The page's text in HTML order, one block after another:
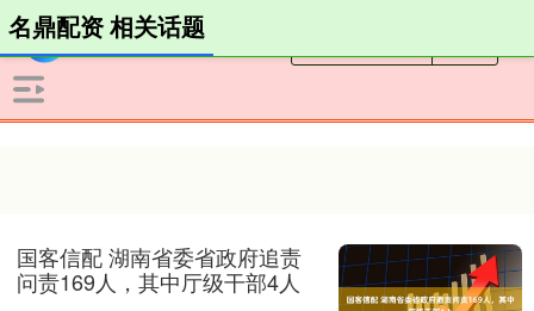
名鼎配资 相关话题
国客信配 湖南省委省政府追责
问责169人，其中厅级干部4人